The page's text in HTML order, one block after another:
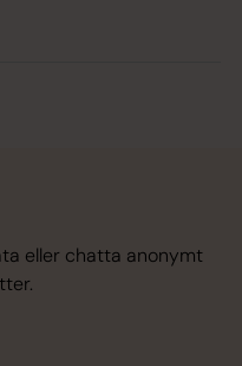
eller chatta anonymt